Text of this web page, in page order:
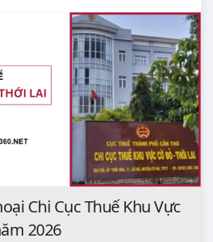
Chi Cục Thuế Khu Vực
2026